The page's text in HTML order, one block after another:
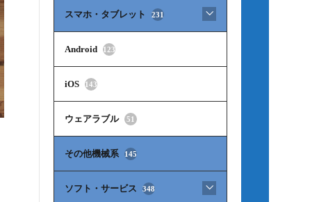
スマホ・タブレット 231
Android 123
iOS 143
ウェアラブル 51
その他機械系 145
ソフト・サービス 348